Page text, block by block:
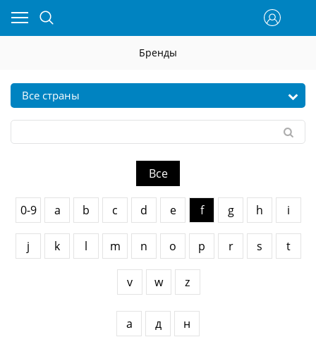
Бренды
Все
0-9 a b c d e f g h i
j k l m n o p r s t
v w z
а д н